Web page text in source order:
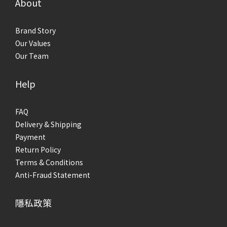
Brand Story
Our Values
Our Team
Help
FAQ
Delivery & Shipping
Payment
Return Policy
Terms & Conditions
Anti-Fraud Statement
隱私政策